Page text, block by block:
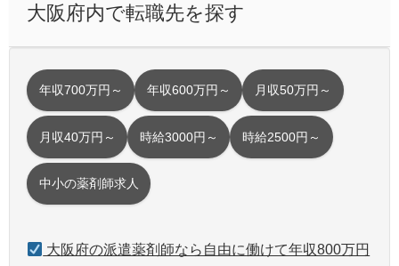
大阪府内で転職先を探す
年収700万円～ 年収600万円～ 月収50万円～
月収40万円～ 時給3000円～ 時給2500円～
中小の薬剤師求人
大阪府の派遣薬剤師なら自由に働けて年収800万円